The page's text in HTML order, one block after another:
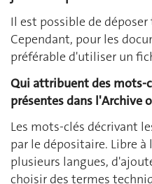
Il est possible de
Cependant, pour les
préférable d'utiliser un
Qui attribuent des mots-
présentes dans l'Archive
Les mots-clés décrivant
par le dépositaire. Libre
plusieurs langues,
choisir des termes